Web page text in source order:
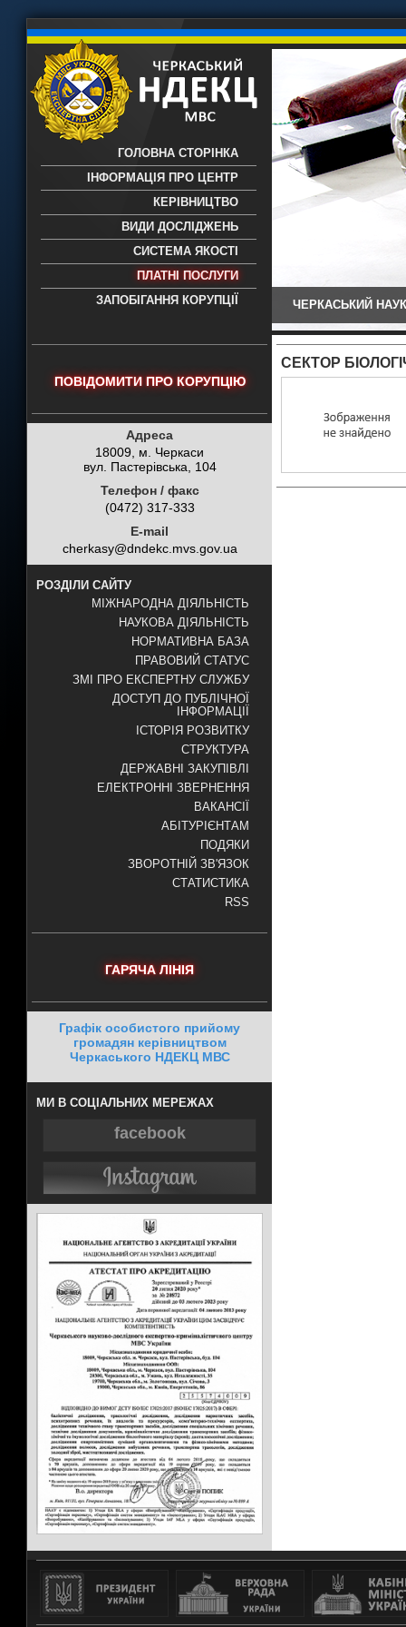
науково-дослідний експертно-
- проведення всих видів судових
експертиз
ГОЛОВНА СТОРІНКА
ІНФОРМАЦІЯ ПРО ЦЕНТР
КЕРІВНИЦТВО
ВИДИ ДОСЛІДЖЕНЬ
СИСТЕМА ЯКОСТІ
ПЛАТНІ ПОСЛУГИ
ЗАПОБІГАННЯ КОРУПЦІЇ
ЧЕРКАСЬКИЙ
ПОВІДОМИТИ ПРО КОРУПЦІЮ
Адреса
18009, м. Черкаси
вул. Пастерівська, 104
Телефон / факс
(0472) 317-333
E-mail
cherkasy@dndekc.mvs.gov.ua
РОЗДІЛИ САЙТУ
МІЖНАРОДНА ДІЯЛЬНІСТЬ
НАУКОВА ДІЯЛЬНІСТЬ
НОРМАТИВНА БАЗА
ПРАВОВИЙ СТАТУС
ЗМІ ПРО ЕКСПЕРТНУ СЛУЖБУ
ДОСТУП ДО ПУБЛІЧНОЇ
ІНФОРМАЦІЇ
ІСТОРІЯ РОЗВИТКУ
СТРУКТУРА
ДЕРЖАВНІ ЗАКУПІВЛІ
ЕЛЕКТРОННІ ЗВЕРНЕННЯ
ВАКАНСІЇ
АБІТУРІЄНТАМ
ПОДЯКИ
ЗВОРОТНІЙ ЗВ'ЯЗОК
СТАТИСТИКА
RSS
ГАРЯЧА ЛІНІЯ
Графік особистого прийому
громадян керівництвом
Черкаського НДЕКЦ МВС
МИ В СОЦІАЛЬНИХ МЕРЕЖАХ
facebook
СЕКТОР